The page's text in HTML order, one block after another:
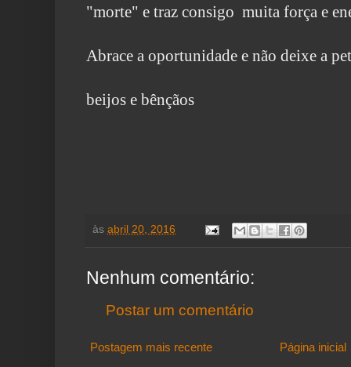
"morte" e traz consigo muita força e
Abrace a oportunidade e não deixe a
beijos e bênçãos
às abril 20, 2016
Nenhum comentário:
Postar um comentário
Postagem mais recente Página inicial